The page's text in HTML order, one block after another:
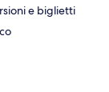
e biglietti